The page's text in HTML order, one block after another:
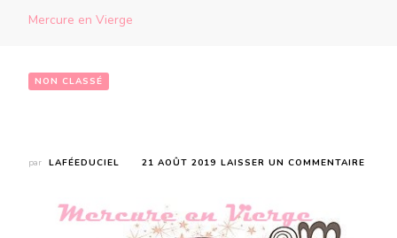
Mercure en Vierge
NON CLASSÉ
par LAFÉEDUCIEL 21 AOÛT 2019 LAISSER UN COMMENTAIRE